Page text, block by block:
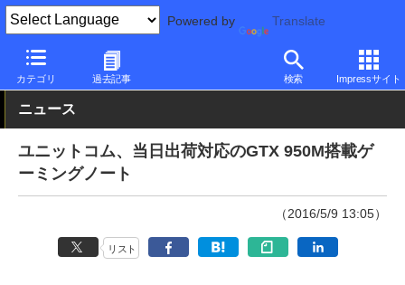
Powered by Translate
カテゴリ 過去記事 検索 Impressサイト
PC Watch パソコン/タブレット/スマートフォン ゲーミングノー
ニュース
ユニットコム、当日出荷対応のGTX 950M搭載ゲ
ーミングノート
（2016/5/9 13:05）
リスト